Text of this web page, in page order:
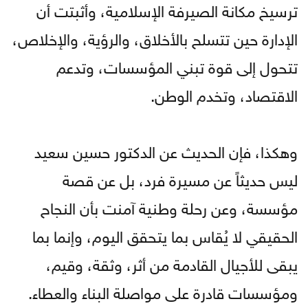
ترسيخ مكانة الصيرفة الإسلامية، وأثبتت أن
الإدارة حين تتسلح بالأخلاق، والرؤية، والإخلاص،
تتحول إلى قوة تبني المؤسسات، وتدعم
الاقتصاد، وتخدم الوطن.
وهكذا، فإن الحديث عن الدكتور حسين سعيد
ليس حديثاً عن مسيرة فرد، بل عن قصة
مؤسسة، وعن رحلة وطنية آمنت بأن النجاح
الحقيقي لا يُقاس بما يتحقق اليوم، وإنما بما
يبقى للأجيال القادمة من أثر، وثقة، وقيم،
ومؤسسات قادرة على مواصلة البناء والعطاء.